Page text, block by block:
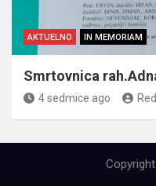
AKTUELNO IN MEMORIAM
Smrtovnica
4 sedmice ago